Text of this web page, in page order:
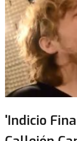
'Indicio